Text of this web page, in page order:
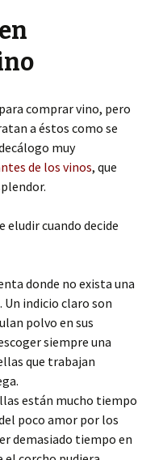
comprar vino, pero
a éstos como se
muy
de los vinos, que
eludir cuando decide
donde no exista una
Un indicio claro son
polvo en sus
siempre una
que trabajan
están mucho tiempo
poco amor por los
demasiado tiempo en